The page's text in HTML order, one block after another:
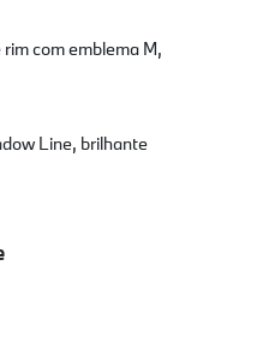
com emblema M,
Line, brilhante